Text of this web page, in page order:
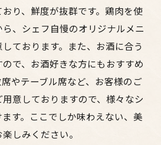
り、鮮度が抜群です。鶏肉を使
、シェフ自慢のオリジナルメニ
ております。また、お酒に合う
で、お酒好きな方にもおすすめ
やテーブル席など、お客様のご
意しておりますので、様々なシ
す。ここでしか味わえない、美
しみください。